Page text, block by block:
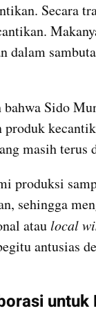
Secara
dalam
Sido
masih
produksi
sehingga
atau local
antusias
untuk